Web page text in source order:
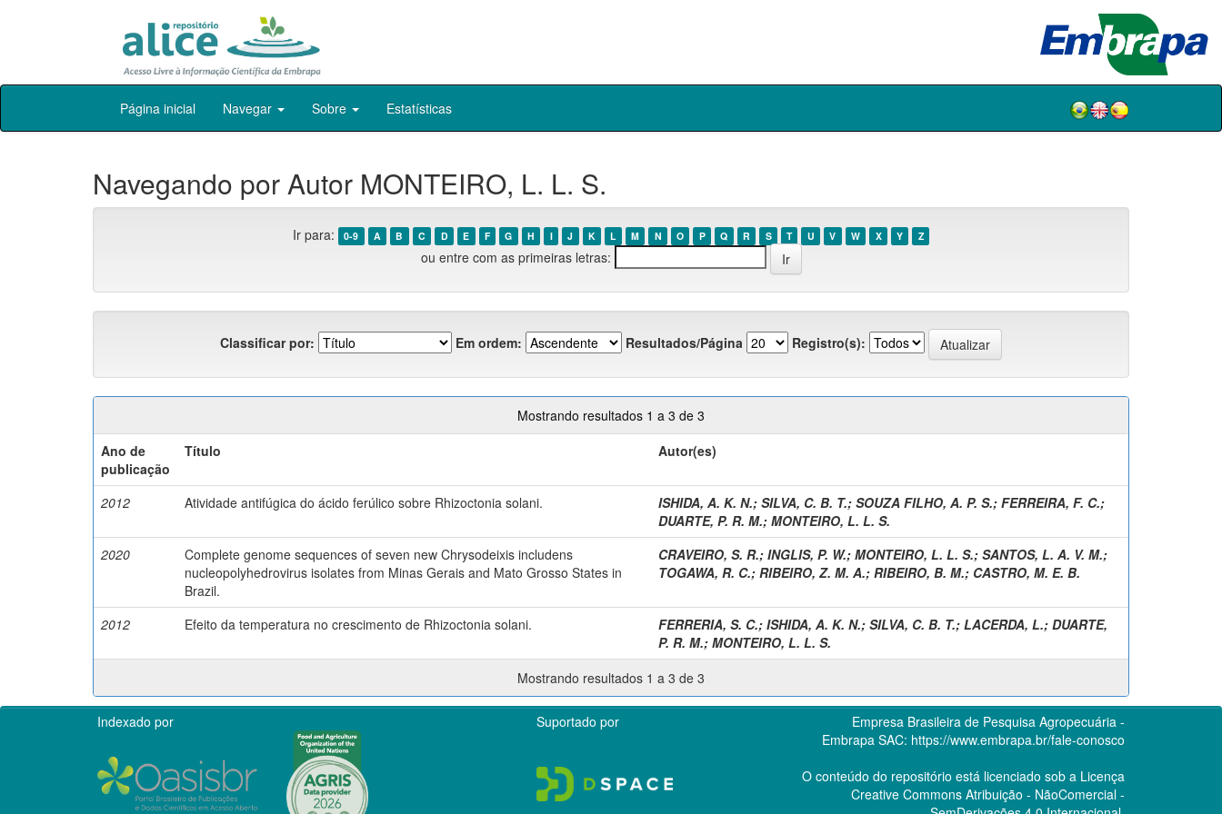
Skip
Página inicial Navegar Sobre Estatísticas
Navegando por Autor MONTEIRO, L. L. S.
Ir para: 0-9 A B C D E F G H I J K L M N O P Q R S T U V W X Y Z
ou entre com as primeiras letras:
Classificar por: Em ordem: Resultados/Página Registro(s):
Mostrando resultados 1 a 3 de 3
Ano de
publicação
Título Autor(es)
2012 Atividade antifúgica do ácido ferúlico sobre Rhizoctonia solani. ISHIDA, A. K. N.; SILVA, C. B. T.; SOUZA FILHO, A. P. S.; FERREIRA, F. C.;
DUARTE, P. R. M.; MONTEIRO, L. L. S.
2020
Complete genome sequences of seven new Chrysodeixis includens
nucleopolyhedrovirus isolates from Minas Gerais and Mato Grosso States in
Brazil.
CRAVEIRO, S. R.; INGLIS, P. W.; MONTEIRO, L. L. S.; SANTOS, L. A. V. M.;
TOGAWA, R. C.; RIBEIRO, Z. M. A.; RIBEIRO, B. M.; CASTRO, M. E. B.
2012 Efeito da temperatura no crescimento de Rhizoctonia solani. FERRERIA, S. C.; ISHIDA, A. K. N.; SILVA, C. B. T.; LACERDA, L.; DUARTE,
P. R. M.; MONTEIRO, L. L. S.
Mostrando resultados 1 a 3 de 3
Indexado por Suportado por
Empresa Brasileira de Pesquisa Agropecuária -
Embrapa SAC: https://www.embrapa.br/fale-conosco
O conteúdo do repositório está licenciado sob a Licença
Creative CommonsAtribuição - NãoComercial -